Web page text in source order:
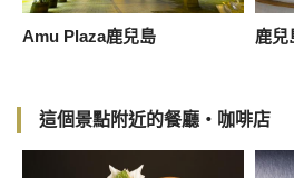
Amu Plaza鹿兒島 鹿兒
這個景點附近的餐廳・咖啡店